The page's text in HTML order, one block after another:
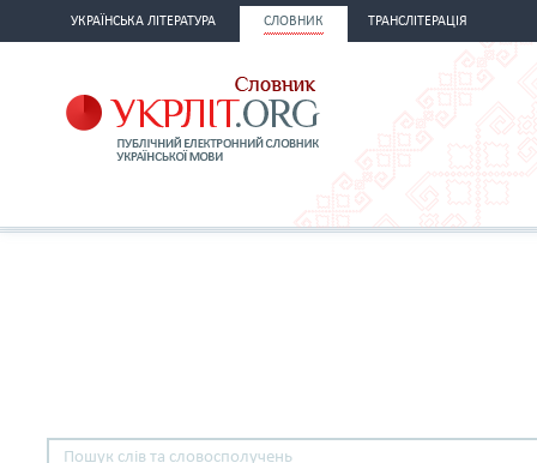
УКРАЇНСЬКА ЛІТЕРАТУРА СЛОВНИК ТРАНСЛІТЕРАЦІЯ